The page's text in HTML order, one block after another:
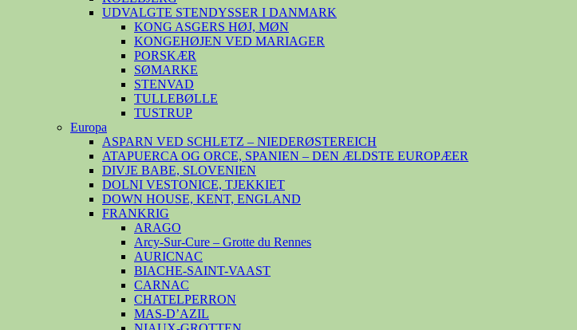
UDVALGTE STENDYSSER I DANMARK
KONG ASGERS HØJ, MØN
KONGEHØJEN VED MARIAGER
PORSKÆR
SØMARKE
STENVAD
TULLEBØLLE
TUSTRUP
Europa
ASPARN VED SCHLETZ – NIEDERØSTEREICH
ATAPUERCA OG ORCE, SPANIEN – DEN ÆLDSTE EUROPÆER
DIVJE BABE, SLOVENIEN
DOLNI VESTONICE, TJEKKIET
DOWN HOUSE, KENT, ENGLAND
FRANKRIG
ARAGO
Arcy-Sur-Cure – Grotte du Rennes
AURICNAC
BIACHE-SAINT-VAAST
CARNAC
CHATELPERRON
MAS-D’AZIL